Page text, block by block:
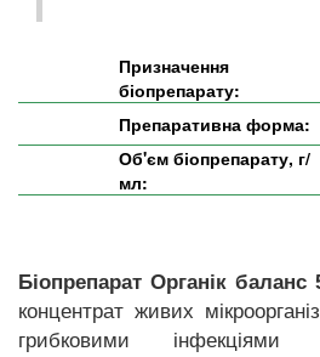
Призначення
біопрепарату:
Препаративна форма:
Об'єм біопрепарату, г/
мл:
Біопрепарат Органік баланс
концентрат живих
грибковими інфекціями